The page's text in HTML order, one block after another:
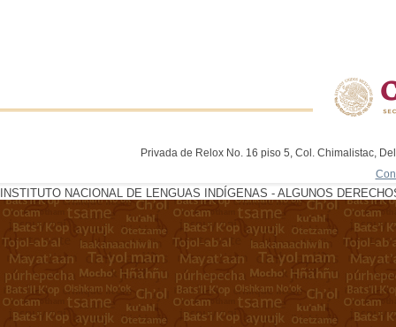
Privada de Relox No. 16 piso 5, Col. Chimalistac,
INSTITUTO NACIONAL DE LENGUAS INDÍGENAS - ALGUNOS